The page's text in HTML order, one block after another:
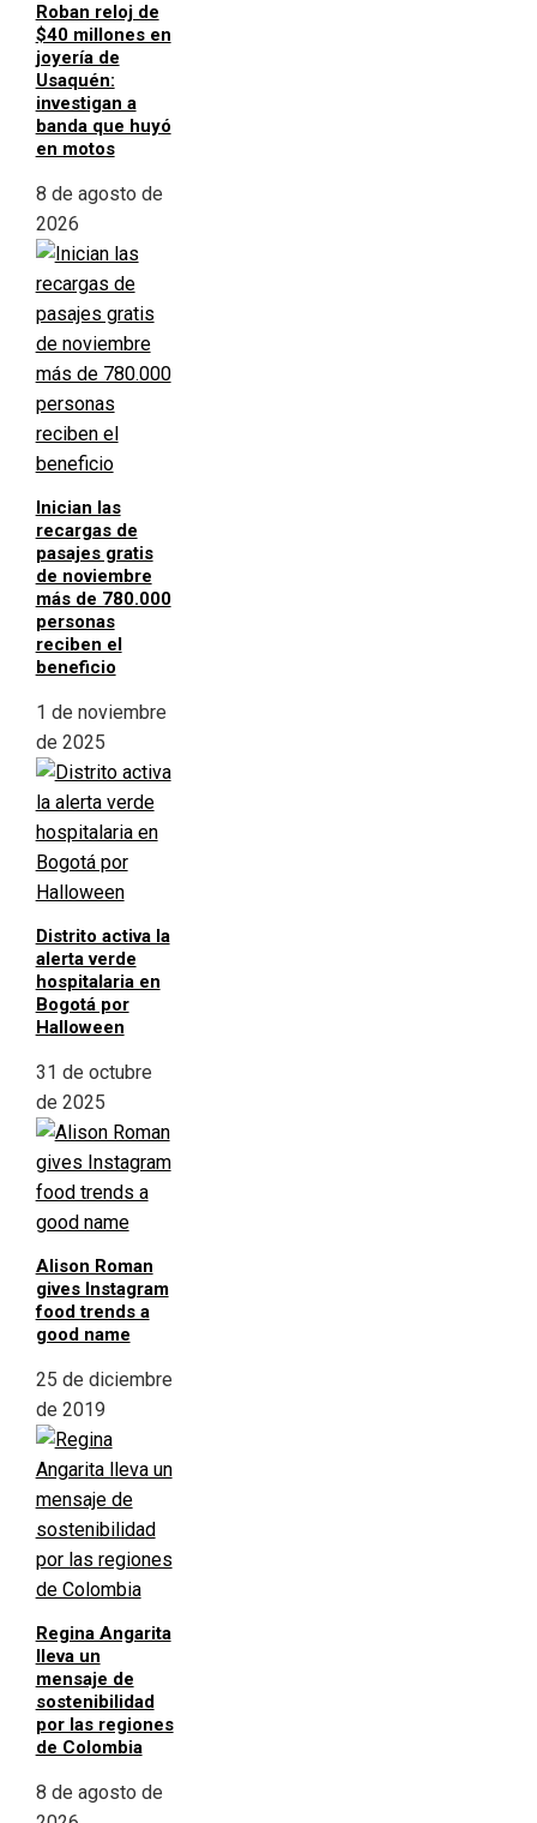
Roban reloj de
$40 millones en
joyería de
Usaquén:
investigan a
banda que huyó
en motos
8 de agosto de
2026
Inician las
recargas de
pasajes gratis
de noviembre
más de 780.000
personas
reciben el
beneficio
1 de noviembre
de 2025
Distrito activa la
alerta verde
hospitalaria en
Bogotá por
Halloween
31 de octubre
de 2025
Alison Roman
gives Instagram
food trends a
good name
25 de diciembre
de 2019
Regina Angarita
lleva un
mensaje de
sostenibilidad
por las regiones
de Colombia
8 de agosto de